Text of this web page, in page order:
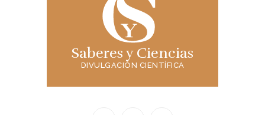
Saberes y Ciencias
DIVULGACIÓN CIENTÍFICA